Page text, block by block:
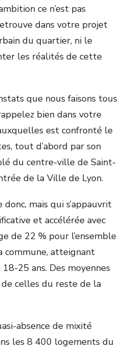
ce n’est pas
dans votre projet
du quartier, ni le
les réalités de cette
que nous faisons tous
bien dans votre
est confronté le
tout d’abord par son
du centre-ville de Saint-
de la Ville de Lyon.
mais qui s’appauvrit
et accélérée avec
de 22 % pour l’ensemble
commune, atteignant
25 ans. Des moyennes
celles du reste de la
absence de mixité
les 8 400 logements du